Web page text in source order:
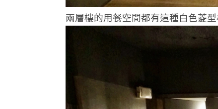
兩層樓的用餐空間都有這種白色菱